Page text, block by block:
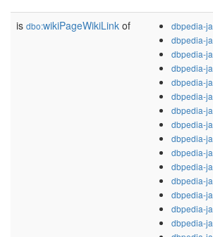
is dbo:wikiPageWikiLink of dbpedia-ja
dbpedia-ja
dbpedia-ja
dbpedia-ja
dbpedia-ja
dbpedia-ja
dbpedia-ja
dbpedia-ja
dbpedia-ja
dbpedia-ja
dbpedia-ja
dbpedia-ja
dbpedia-ja
dbpedia-ja
dbpedia-ja